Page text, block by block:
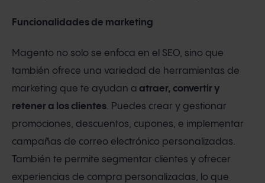
Funcionalidades de marketing
Magento no solo se enfoca en el SEO, sino que
también ofrece una variedad de herramientas de
marketing que te ayudan a atraer, convertir y
retener a los clientes. Puedes crear y gestionar
promociones, descuentos, cupones, e implementar
campañas de correo electrónico personalizadas.
También te permite segmentar clientes y ofrecer
experiencias de compra personalizadas, lo que